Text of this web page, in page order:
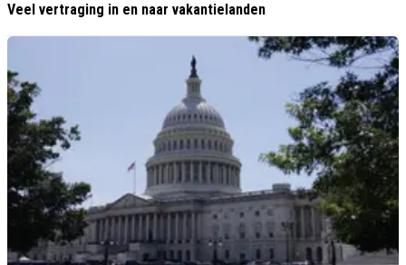
Veel vertraging in en naar vakantielanden